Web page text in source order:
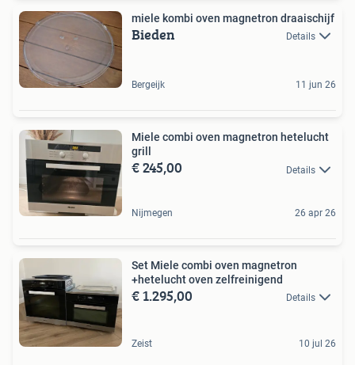
miele kombi oven magnetron draaischijf
Bieden Details
Bergeijk 11 jun 26
Miele combi oven magnetron hetelucht
grill
€ 245,00 Details
Nijmegen 26 apr 26
Set Miele combi oven magnetron
+hetelucht oven zelfreinigend
€ 1.295,00 Details
Zeist 10 jul 26